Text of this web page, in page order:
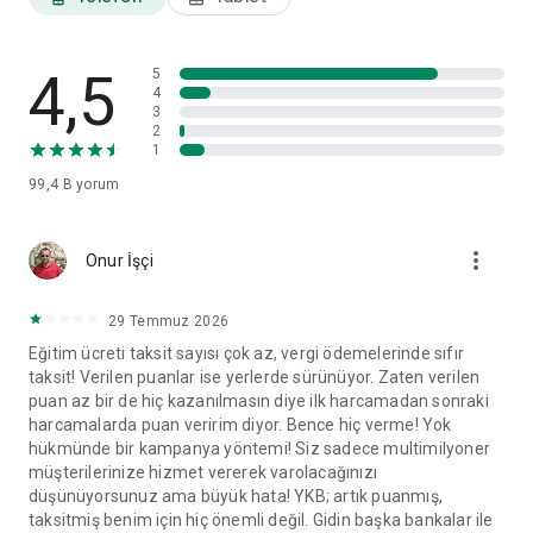
World Mobil'i yorumlarınız doğrultusunda geliştirmeye devam
edeceğiz.
4,5
99,4 B yorum
5
4
3
2
1
Onur İşçi more_vert
29 Temmuz 2026
Eğitim ücreti taksit sayısı çok az, vergi ödemelerinde sıfır
taksit! Verilen puanlar ise yerlerde sürünüyor. Zaten verilen
puan az bir de hiç kazanılmasın diye ilk harcamadan sonraki
harcamalarda puan veririm diyor. Bence hiç verme! Yok
hükmünde bir kampanya yöntemi! Siz sadece multimilyoner
müşterilerinize hizmet vererek varolacağınızı
düşünüyorsunuz ama büyük hata! YKB; artık puanmış,
taksitmiş benim için hiç önemli değil. Gidin başka bankalar ile